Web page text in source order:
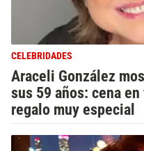
CELEBRIDADES
Araceli González
sus 59 años: cena
regalo muy especial